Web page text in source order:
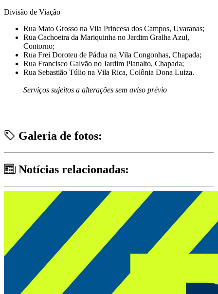
Divisão de Viação
Rua Mato Grosso na Vila Princesa dos Campos, Uvaranas;
Rua Cachoeira da Mariquinha no Jardim Gralha Azul,
Contorno;
Rua Frei Doroteu de Pádua na Vila Congonhas, Chapada;
Rua Francisco Galvão no Jardim Planalto, Chapada;
Rua Sebastião Túlio na Vila Rica, Colônia Dona Luiza.
Serviços sujeitos a alterações sem aviso prévio
Galeria de fotos:
Notícias relacionadas: